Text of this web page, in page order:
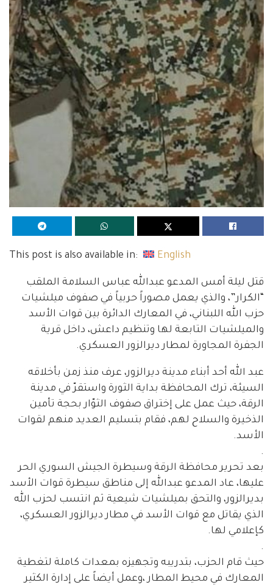
This post is also available in: English
قتل ليلة أمس المدعو عبدالله عباس السلامة الملقب
“الكرار”، والذي يعمل مصوراً حربياً في صفوف ميلشيات
حزب الله اللبناني، في المعارك الدائرة بين قوات الأسد
والميلشيات التابعة لها وتنظيم داعش، داخل قرية
الجفرة المجاورة لمطار ديرالزور العسكري.
عبد الله أحد أبناء مدينة ديرالزور، عرف منذ زمن بأخلاقه
السيئة، ترك المحافظة بداية الثورة واستقرّ في مدينة
الرقة، حيث عمل على إختراق صفوف الثوّار بحجة تأمين
الذخيرة والسلاح لهم، فقام بتسليم العديد منهم لقوات
الأسد.
.
بعد تحرير محافظة الرقة وسيطرة الجيش السوري الحر
عليها، عاد المدعو عبدالله إلى مناطق سيطرة قوات الأسد
بديرالزور، والتحق بميلشيات شيعية ثم انتسب لحزب الله
الذي يقاتل مع قوات الأسد في مطار ديرالزور العسكري،
كإعلامي لها.
.
حيث قام الحزب، بتدريبه وتجهيزه بمعدات كاملة لتغطية
المعارك في محيط المطار ،وعمل أيضاً على إدارة الكثير